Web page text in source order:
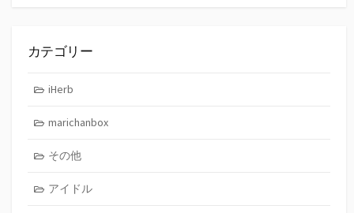
カテゴリー
iHerb
marichanbox
その他
アイドル